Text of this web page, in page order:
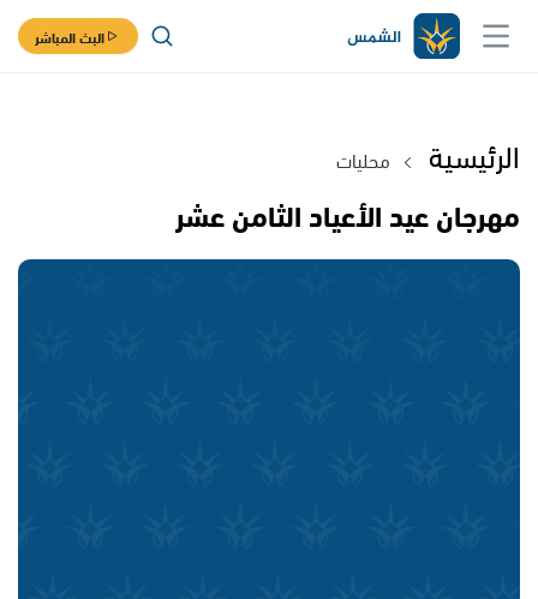
البث المباشر
الرئيسية محليات
مهرجان عيد الأعياد الثامن عشر